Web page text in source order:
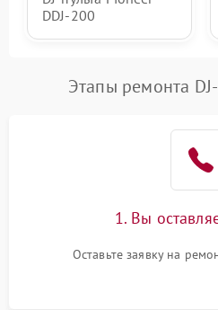
DDJ-200
Этапы ремонта
1. Вы
Оставьте заявку на